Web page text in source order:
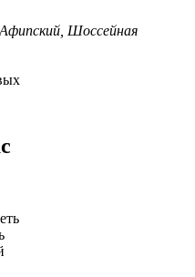
Афипский, Шоссейная